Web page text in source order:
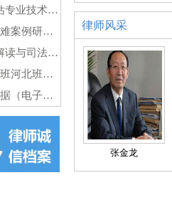
关于举办“社会稳定风险评估专业技术人才能力提升培训”的通知
关于举办用工风险防控、疑难案例研判以及养老保险实操和技能培训补贴新政培训班的通知
关于举办“《民法典》立法解读与司法适用”高级研修班的通知
中国政法大学法学硕士研修班河北班招生资料
中国法学会关于举办实物证据（电子证据）收集调取、司法鉴定与审查判断实务研修班的通知
律师风采
张金龙